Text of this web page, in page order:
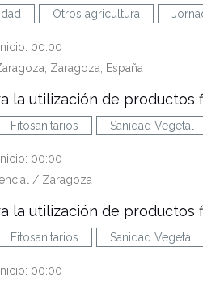
Otros agricultura
00:00
Zaragoza, España
la utilización de productos
Fitosanitarios Sanidad Vegetal
00:00
/ Zaragoza
la utilización de productos
Fitosanitarios Sanidad Vegetal
00:00